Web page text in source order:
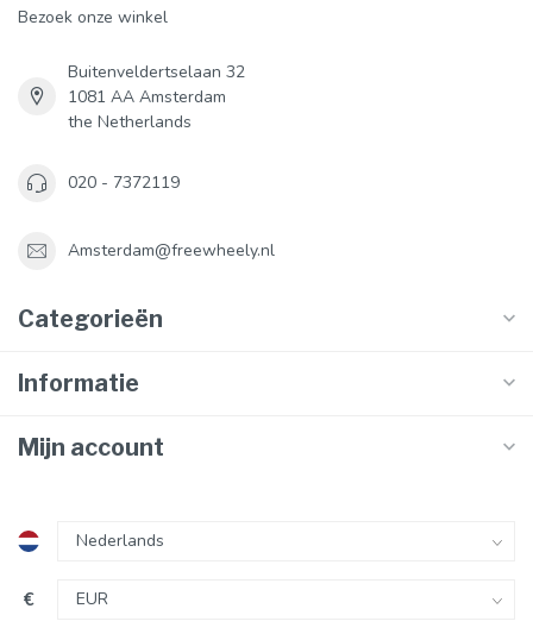
Bezoek onze winkel
Buitenveldertselaan 32
1081 AA Amsterdam
the Netherlands
020 - 7372119
Amsterdam@freewheely.nl
Categorieën
Informatie
Mijn account
€